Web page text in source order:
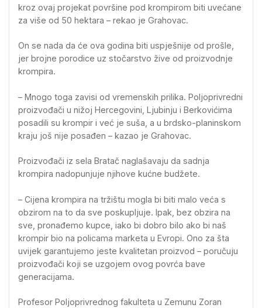
kroz ovaj projekat površine pod krompirom biti uvećane
za više od 50 hektara – rekao je Grahovac.
On se nada da će ova godina biti uspješnije od prošle,
jer brojne porodice uz stočarstvo žive od proizvodnje
krompira.
– Mnogo toga zavisi od vremenskih prilika. Poljoprivredni
proizvođači u nižoj Hercegovini, Ljubinju i Berkovićima
posadili su krompir i već je suša, a u brdsko-planinskom
kraju još nije posađen – kazao je Grahovac.
Proizvođači iz sela Bratač naglašavaju da sadnja
krompira nadopunjuje njihove kućne budžete.
– Cijena krompira na tržištu mogla bi biti malo veća s
obzirom na to da sve poskupljuje. Ipak, bez obzira na
sve, pronađemo kupce, iako bi dobro bilo ako bi naš
krompir bio na policama marketa u Evropi. Ono za šta
uvijek garantujemo jeste kvalitetan proizvod – poručuju
proizvođači koji se uzgojem ovog povrća bave
generacijama.
Profesor Poljoprivrednog fakulteta u Zemunu Zoran